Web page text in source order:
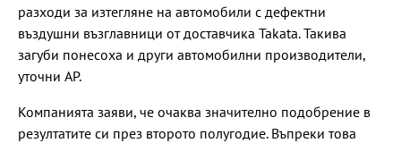
разходи за изтегляне на автомобили с дефектни
въздушни възглавници от доставчика Takata. Такива
загуби понесоха и други автомобилни производители,
уточни AP.
Компанията заяви, че очаква значително подобрение в
резултатите си през второто полугодие. Въпреки това